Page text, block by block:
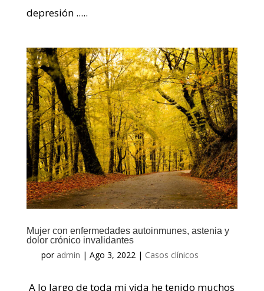
depresión .....
Mujer con enfermedades autoinmunes, astenia y
dolor crónico invalidantes
por admin | Ago 3, 2022| Casos clínicos
A lo largo de toda mi vida he tenido muchos